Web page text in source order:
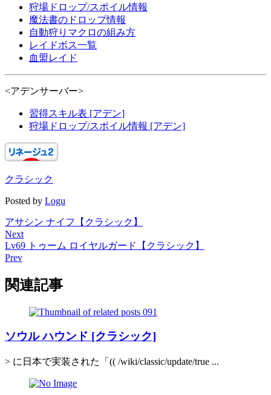
狩場ドロップ/スポイル情報
魔法書のドロップ情報
自動狩りマクロの組み方
レイドボス一覧
血盟レイド
<アデンサーバー>
習得スキル表 [アデン]
狩場ドロップ/スポイル情報 [アデン]
クラシック
Posted by Logu
アサシン ナイフ【クラシック】
Next
Lv69 トゥーム ロイヤルガード【クラシック】
Prev
関連記事
ソウル ハウンド [クラシック]
> に日本で実装された「(( /wiki/classic/update/true ...